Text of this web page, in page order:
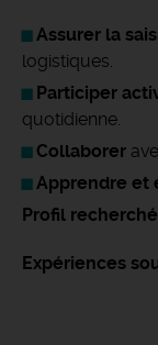
Assurer la
logistiques.
Participer
quotidienne.
Collaborer
Apprendre et
Profil recherché
Expériences